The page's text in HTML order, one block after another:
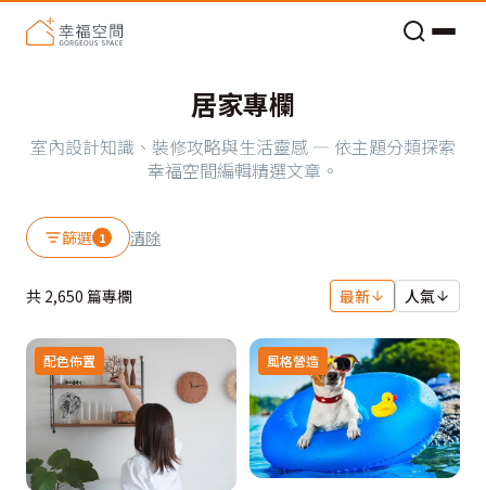
居家專欄
室內設計知識、裝修攻略與生活靈感 — 依主題分類探索
幸福空間編輯精選文章。
篩選 1 清除
共 2,650 篇專欄 最新 人氣
配色佈置 風格營造